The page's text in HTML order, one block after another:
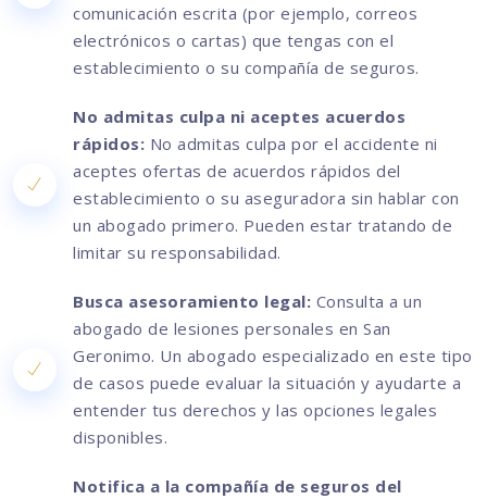
comunicación escrita (por ejemplo, correos
electrónicos o cartas) que tengas con el
establecimiento o su compañía de seguros.
No admitas culpa ni aceptes acuerdos
rápidos: No admitas culpa por el accidente ni
aceptes ofertas de acuerdos rápidos del
establecimiento o su aseguradora sin hablar con
un abogado primero. Pueden estar tratando de
limitar su responsabilidad.
Busca asesoramiento legal: Consulta a un
abogado de lesiones personales en San
Geronimo. Un abogado especializado en este tipo
de casos puede evaluar la situación y ayudarte a
entender tus derechos y las opciones legales
disponibles.
Notifica a la compañía de seguros del